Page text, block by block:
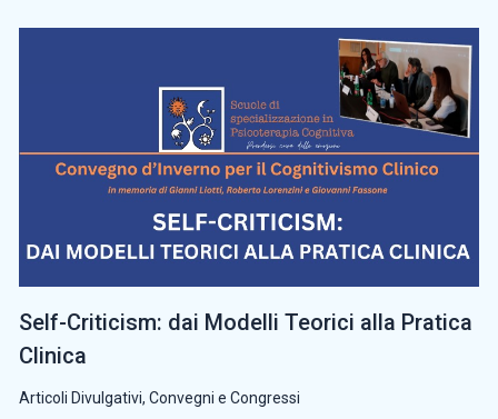
Self-Criticism: dai Modelli Teorici alla Pratica
Clinica
Articoli Divulgativi, Convegni e Congressi